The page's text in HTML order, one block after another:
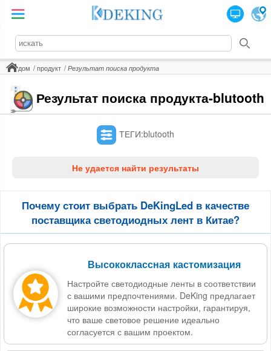
дом продукт Результат поиска продукта
Результат поиска продукта-blutooth
ТЕГИ:blutooth
Не удается найти результаты
Почему стоит выбрать DeKingLed в качестве
поставщика светодиодных лент в Китае?
Высококлассная кастомизация
Настройте светодиодные ленты в соответствии
с вашими предпочтениями. DeKing предлагает
широкие возможности настройки, гарантируя,
что ваше световое решение идеально
согласуется с вашим проектом.